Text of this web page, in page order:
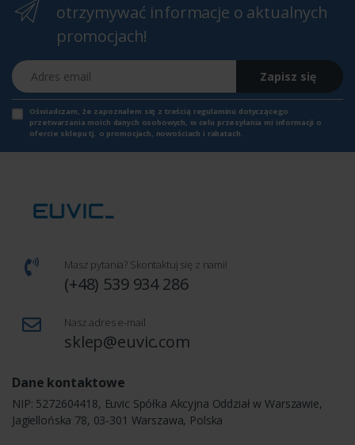
otrzymywać informacje o aktualnych
promocjach!
Adres email
Zapisz się
Oświadczam, że zapoznałem się z treścią regulaminu dotyczącego
przetwarzania moich danych osobowych, w celu przesyłania mi informacji o
ofercie sklepu tj. o promocjach, nowościach i rabatach.
Masz pytania? Skontaktuj się z nami!
(+48) 539 934 286
Nasz adres e-mail
sklep@euvic.com
Dane kontaktowe
NIP: 5272604418, Euvic Spółka Akcyjna Oddział w Warszawie,
Jagiellońska 78, 03-301 Warszawa, Polska